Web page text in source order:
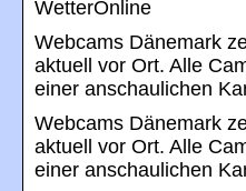
WetterOnline
Webcams Dänemark
aktuell vor Ort. Alle
einer anschaulichen
Webcams Dänemark
aktuell vor Ort. Alle
einer anschaulichen